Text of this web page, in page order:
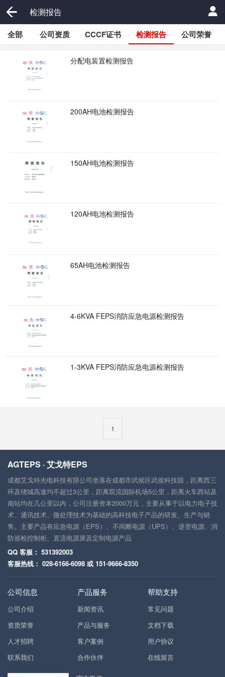
检测报告
全部 公司资质 CCCF证书 检测报告 公司荣誉
分配电装置检测报告
200AH电池检测报告
150AH电池检测报告
120AH电池检测报告
65AH电池检测报告
4-6KVA FEPS消防应急电源检测报告
1-3KVA FEPS消防应急电源检测报告
1
AGTEPS · 艾戈特EPS
成都艾戈特光电科技有限公司坐落在成都市武侯区武侯科技园，距离西三
环及绕城高速均不超过3公里，距离双流国际机场5公里，距离火车西站及
南站均在几公里以内，公司注册资本2000万元，主要从事于以电力电子技
术、通讯技术、微处理技术为基础的高科技电子产品的研发、生产与销
售。主要产品有应急电源（EPS）、不间断电源（UPS）、逆变电源、消
防巡检控制柜、直流电源屏及定制电源产品
QQ 客服： 531392003
客服热线： 028-6166-6098 或 151-9666-8350
公司信息
公司介绍
资质荣誉
人才招聘
联系我们
产品服务
新闻资讯
产品与服务
客户案例
合作伙伴
帮助支持
常见问题
文档下载
用户协议
在线留言